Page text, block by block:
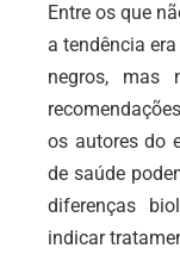
Entre os que
a tendência
negros, mas
os autores do
de saúde
diferenças
indicar